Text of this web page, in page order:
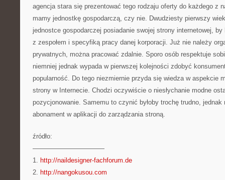
agencja stara się prezentować tego rodzaju oferty do każdego z
mamy jednostkę gospodarczą, czy nie. Dwudziesty pierwszy
jednostce gospodarczej posiadanie swojej strony internetowej,
z zespołem i specyfiką pracy danej korporacji. Już nie należy
prywatnych, można pracować zdalnie. Sporo osób respektuje
niemniej jednak wypada w pierwszej kolejności zdobyć
popularność. Do tego niezmiernie przyda się wiedza w aspekcie
strony w Internecie. Chodzi oczywiście o niesłychanie modne
pozycjonowanie. Samemu to czynić byłoby trochę trudno,
abonament w aplikacji do zarządzania stroną.
źródło:
———————————
1. http://naildesigner-fachforum.de
2. http://nangokusou.com